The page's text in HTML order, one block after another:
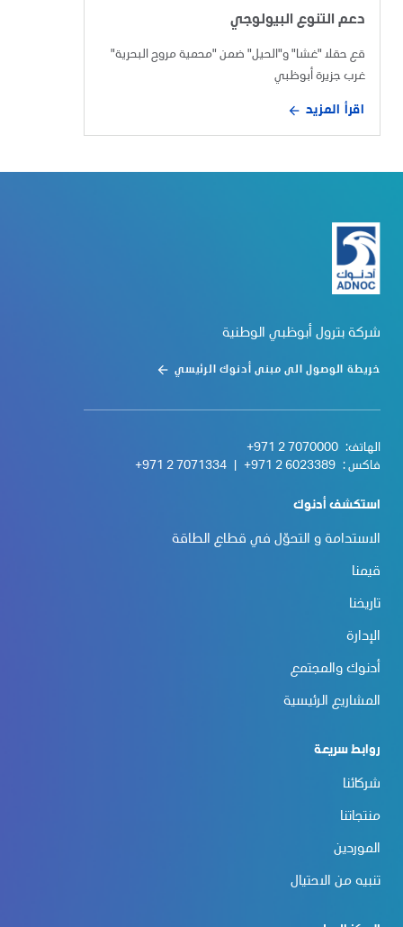
دعم التنوع البيولوجي
قع حقلا "غشا" و"الحيل" ضمن "محمية مروح البحرية"
غرب جزيرة أبوظبي
اقرأ المزيد
شركة بترول أبوظبي الوطنية
خريطة الوصول الى مبنى أدنوك الرئيسي
الهاتف: +971 2 7070000
فاكس : +971 2 6023389
+971 2 7071334
استكشف أدنوك
الاستدامة و التحوّل في قطاع الطاقة
قيمنا
تاريخنا
الإدارة
أدنوك والمجتمع
المشاريع الرئيسية
روابط سريعة
شركائنا
منتجاتنا
الموردين
تنبيه من الاحتيال